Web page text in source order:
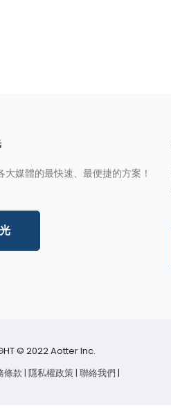
媒體的最快速、最便捷的方案！
© 2022 Aotter Inc.
條款| 隱私權政策| 聯絡我們 |